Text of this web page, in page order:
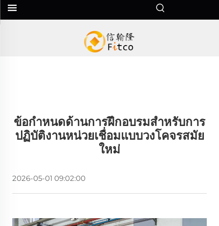
ข้อกำหนดด้านการฝึกอบรมสำหรับการ
ปฏิบัติงานหน่วยเชื่อมแบบวงโคจรสมัย
ใหม่
2026-05-01 09:02:00